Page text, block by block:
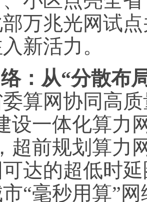
万兆光网试
新活力。
：从“分散布
算网协同高
设一体化算力
超前规划算力
达的超低时
“毫秒用算”